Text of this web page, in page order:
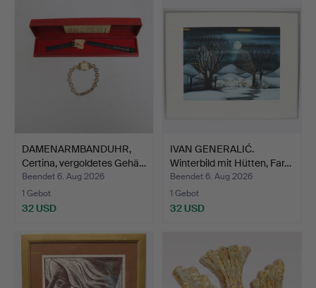
DAMENARMBANDUHR,
Certina, vergoldetes Gehä…
Beendet 6. Aug 2026
1 Gebot
32 USD
IVAN GENERALIĆ.
Winterbild mit Hütten, Far…
Beendet 6. Aug 2026
1 Gebot
32 USD